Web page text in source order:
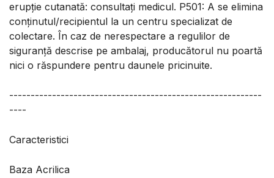
erupție cutanată: consultați medicul. P501: A se elimina
conținutul/recipientul la un centru specializat de
colectare. În caz de nerespectare a regulilor de
siguranță descrise pe ambalaj, producătorul nu poartă
nici o răspundere pentru daunele pricinuite.
-----------------------------------------------------------
----
Caracteristici
Baza Acrilica